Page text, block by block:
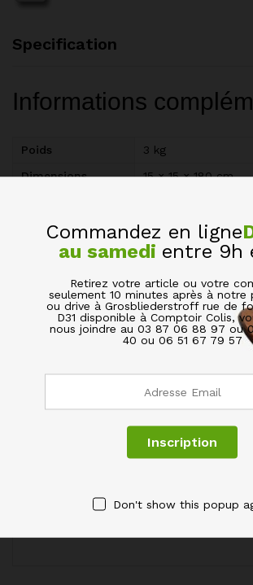
Specification
Informations
Poids
3 kg
Dimensions
15 × 15 × 180 cm
Avis (0)
BRAS 30 MÈTRES AVEC TRÉPIED –
Votre adresse de messagerie ne sera pas
Commandez en ligne
au samedi entre 9h
Retirez votre article ou votre
seulement 10 minutes après à
ou drive à Grosbliederstroff rue de
D31 disponible à Comptoir Colis,
nous joindre au 03 87 06 88 97 ou
40 ou 06 51 67 79 57
Don't show this popup